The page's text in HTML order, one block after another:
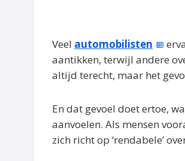
Veel automobilisten
aantikken, terwijl andere
altijd terecht, maar het
En dat gevoel doet ertoe,
aanvoelen. Als mensen
zich richt op ‘rendabele’